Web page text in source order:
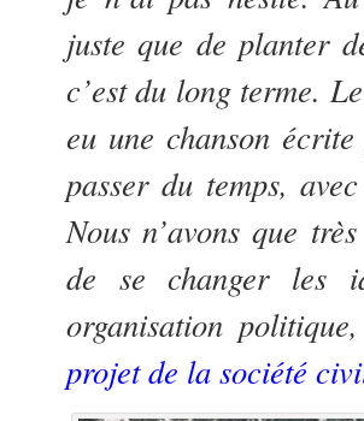
juste que de planter
c’est du long terme.
eu une chanson
passer du temps,
Nous n’avons que
de se changer les
organisation
projet de la société